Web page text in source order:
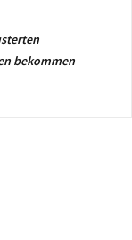
bekommen